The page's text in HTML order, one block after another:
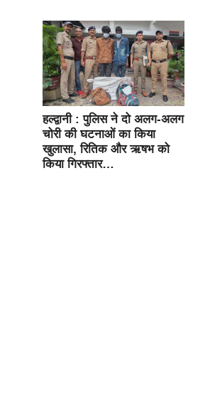
हल्द्वानी : पुलिस ने दो अलग-अलग
चोरी की घटनाओं का किया
खुलासा, रितिक और ऋषभ को
किया गिरफ्तार…